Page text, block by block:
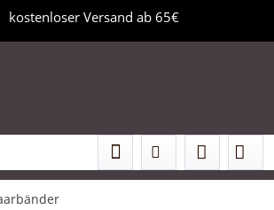
kostenloser Versand ab 65€